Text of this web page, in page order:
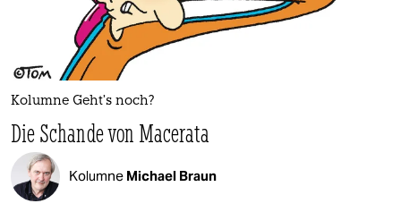
Kolumne Geht’s noch?
Die Schande von Macerata
Kolumne Michael Braun